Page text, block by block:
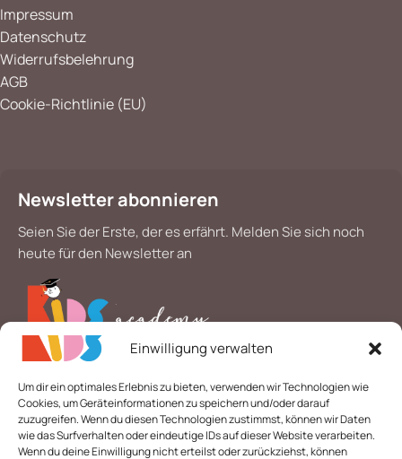
Einwilligung verwalten
Um dir ein optimales Erlebnis zu bieten, verwenden wir Technologien wie
Cookies, um Geräteinformationen zu speichern und/oder darauf
zuzugreifen. Wenn du diesen Technologien zustimmst, können wir Daten
wie das Surfverhalten oder eindeutige IDs auf dieser Website verarbeiten.
Wenn du deine Einwilligung nicht erteilst oder zurückziehst, können
Impressum
Datenschutz
Widerrufsbelehrung
AGB
Cookie-Richtlinie (EU)
Newsletter abonnieren
Seien Sie der Erste, der es erfährt. Melden Sie sich noch
heute für den Newsletter an
E-Mail*